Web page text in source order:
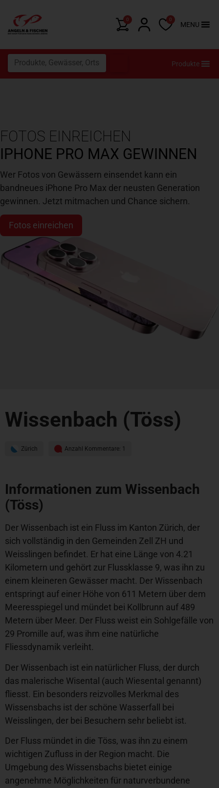
0 0
MENU
Produkte
FOTOS EINREICHEN
IPHONE PRO MAX GEWINNEN
Wer Fotos von Gewässern einsendet kann ein
bandneues iPhone Pro Max der neusten Generation
gewinnen. Jetzt mitmachen und Chance sichern.
Fotos einreichen
Wissenbach (Töss)
Zürich Anzahl Kommentare: 1
Informationen zum Wissenbach
(Töss)
Der Wissenbach ist ein Fluss im Kanton Zürich, der
sich vollständig in den Gemeinden Zell ZH und
Weisslingen befindet. Er hat eine Länge von 4.21
Kilometern und gehört zur Flussklasse 9, was ihn zu
einem kleineren Gewässer macht. Der Wissenbach
entspringt auf einer Höhe von 611 Metern über dem
Meeresspiegel und mündet bei Kollbrunn auf 489
Metern über Meer. Der Fluss weist ein Sohlgefälle von
29 Promille auf, was ihm eine natürliche
Fliessdynamik verleiht.
Der Wissenbach ist ein natürlicher Fluss, der durch
das malerische Wisental (auch Wiesental genannt)
fliesst. Ein besonders reizvolles Merkmal des
Wissensbachs ist der schöne Wasserfall bei
Weisslingen, der bei Besuchern sehr beliebt ist.
Der Fluss mündet in die Töss, was ihn zu einem
wichtigen Zufluss in der Region macht. Die
Umgebung des Wissensbachs bietet einige
angenehme Möglichkeiten für naturverbundene